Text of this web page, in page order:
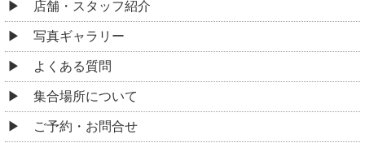
店舗・スタッフ紹介
写真ギャラリー
よくある質問
集合場所について
ご予約・お問合せ